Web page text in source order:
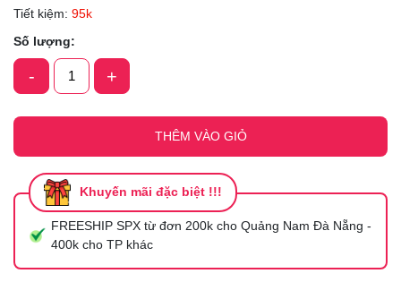
Tiết kiệm: 95k
Số lượng:
- +
THÊM VÀO GIỎ
Khuyến mãi đặc biệt !!!
FREESHIP SPX từ đơn 200k cho Quảng Nam Đà Nẵng -
400k cho TP khác